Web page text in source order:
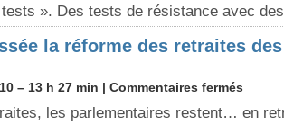
tests ». Des tests de résistance avec
la réforme des retraites
– 13 h 27 min | Commentaires fermés
les parlementaires restent… en